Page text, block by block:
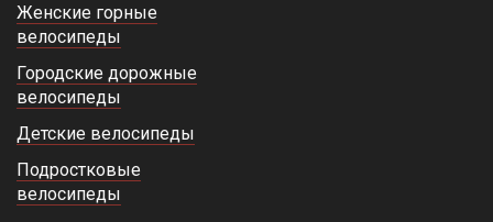
Женские горные
велосипеды
Городские дорожные
велосипеды
Детские велосипеды
Подростковые
велосипеды